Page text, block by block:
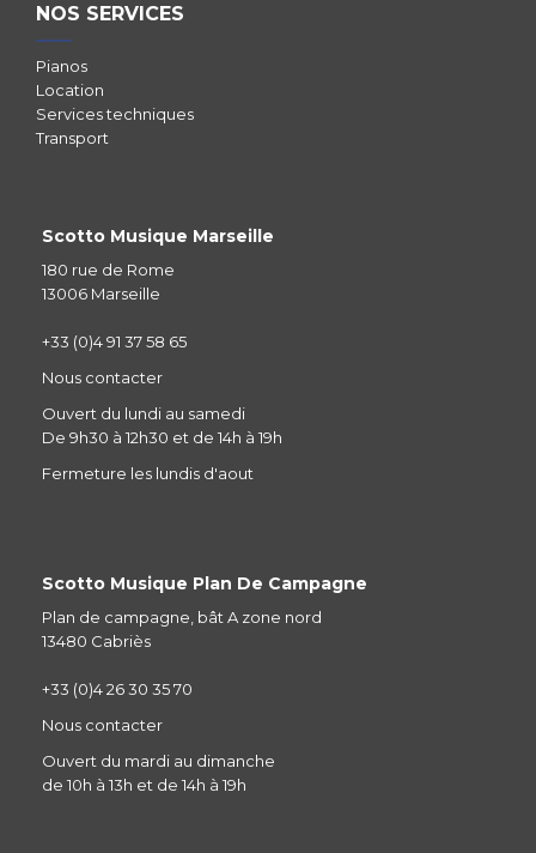
NOS SERVICES
Pianos
Location
Services techniques
Transport
Scotto Musique Marseille
180 rue de Rome
13006 Marseille
+33 (0)4 91 37 58 65
Nous contacter
Ouvert du lundi au samedi
De 9h30 à 12h30 et de 14h à 19h
Fermeture les lundis d'aout
Scotto Musique Plan De Campagne
Plan de campagne, bât A zone nord
13480 Cabriès
+33 (0)4 26 30 35 70
Nous contacter
Ouvert du mardi au dimanche
de 10h à 13h et de 14h à 19h